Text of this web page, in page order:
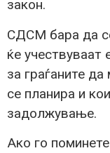
закон.
СДСМ бара да
ќе учествуваат
за граѓаните
се планира и
задолжување.
Ако го